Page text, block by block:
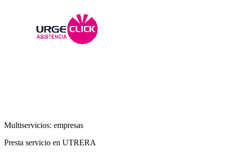
Multiservicios: empresas
Presta servicio en UTRERA